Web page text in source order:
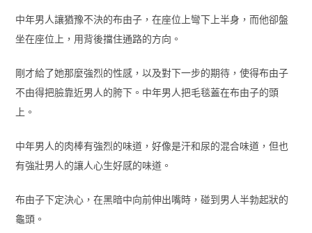
中年男人讓猶豫不決的布由子，在座位上彎下上半身，而他卻盤
坐在座位上，用背後擋住通路的方向。
剛才給了她那麼強烈的性感，以及對下一步的期待，使得布由子
不由得把臉靠近男人的胯下。中年男人把毛毯蓋在布由子的頭
上。
中年男人的肉棒有強烈的味道，好像是汗和尿的混合味道，但也
有強壯男人的讓人心生好感的味道。
布由子下定決心，在黑暗中向前伸出嘴時，碰到男人半勃起狀的
龜頭。